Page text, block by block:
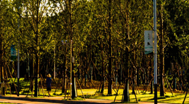
院友名录
院友基金
培训动态